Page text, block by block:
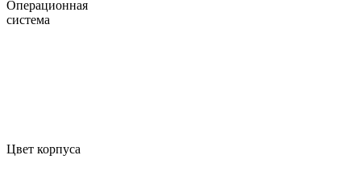
Операционная
система
Цвет корпуса